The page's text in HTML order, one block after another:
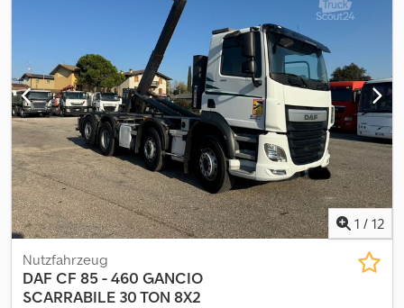
1 / 12
Nutzfahrzeug
DAF CF 85 - 460 GANCIO
SCARRABILE 30 TON 8X2